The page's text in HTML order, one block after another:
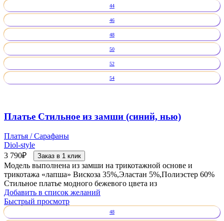
44
46
48
50
52
54
Платье Стильное из замши (синий, нью)
Платья / Сарафаны
Diol-style
3 790₽ Заказ в 1 клик
Модель выполнена из замши на трикотажной основе и
трикотажа «лапша» Вискоза 35%,Эластан 5%,Полиэстер 60%
Стильное платье модного бежевого цвета из
Добавить в список желаний
Быстрый просмотр
48